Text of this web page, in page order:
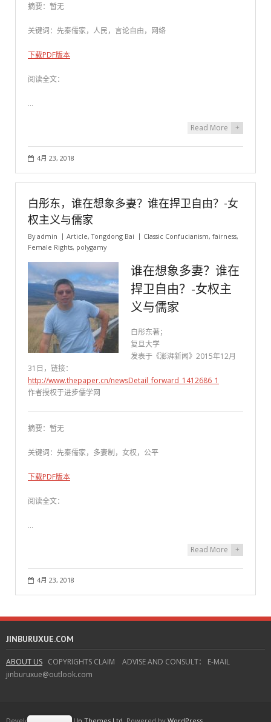
摘要：暂无
关键词：先秦儒家，人民，言论自由，网络
下载PDF版本
阅读全文：
…
Read More +
4月 23, 2018
白彤东，谁在想象多妻？谁在捍卫自由？-女
权主义与儒家
Byadmin Article,Tongdong Bai Classic Confucianism, fairness,
Female Rights, polygamy
谁在想象多妻？谁在
捍卫自由？-女权主
义与儒家
白彤东著；
复旦大学
发表于《澎湃新闻》2015年12月
31日，链接：
http://www.thepaper.cn/newsDetail_forward_1412686_1
作者授权于进步儒学网
摘要：暂无
关键词：先秦儒家，多妻制，女权，公平
下载PDF版本
阅读全文：
…
Read More +
4月 23, 2018
JINBURUXUE.COM
ABOUT US COPYRIGHTS CLAIM ADVISE AND CONSULT： E-MAIL
jinburuxue@outlook.com